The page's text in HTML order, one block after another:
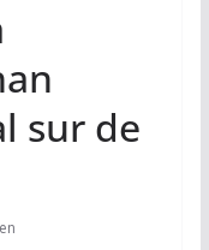
sur de